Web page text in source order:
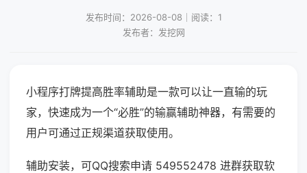
发布时间：2026-08-08｜阅读：1
发布者：发挖网
小程序打牌提高胜率辅助是一款可以让一直输的玩
家，快速成为一个“必胜”的输赢辅助神器，有需要的
用户可通过正规渠道获取使用。
辅助安装，可QQ搜索申请 549552478 进群获取软